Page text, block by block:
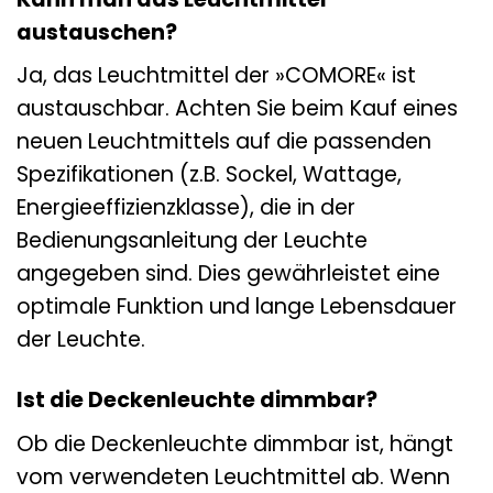
austauschen?
Ja, das Leuchtmittel der »COMORE« ist
austauschbar. Achten Sie beim Kauf eines
neuen Leuchtmittels auf die passenden
Spezifikationen (z.B. Sockel, Wattage,
Energieeffizienzklasse), die in der
Bedienungsanleitung der Leuchte
angegeben sind. Dies gewährleistet eine
optimale Funktion und lange Lebensdauer
der Leuchte.
Ist die Deckenleuchte dimmbar?
Ob die Deckenleuchte dimmbar ist, hängt
vom verwendeten Leuchtmittel ab. Wenn